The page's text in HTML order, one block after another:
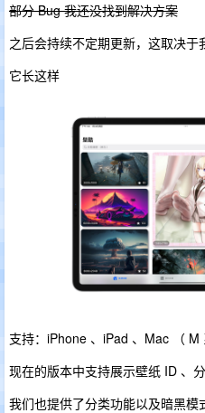
部分 Bug 我还没找到解决方案
之后会持续不定期更新，这取决
它长这样
支持：iPhone 、iPad 、Mac （ M
现在的版本中支持展示壁纸 ID 、
我们也提供了分类功能以及暗黑模